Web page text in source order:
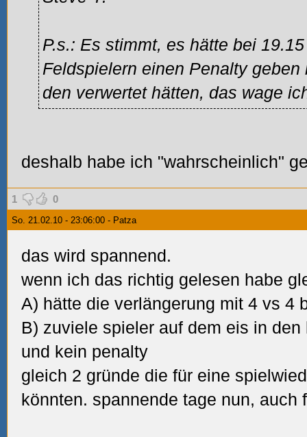
P.s.: Es stimmt, es hätte bei
Feldspielern einen Penalty
den verwertet hätten, das wage
deshalb habe ich "wahrscheinlich"
1 0
So. 21.02.10 - 23:06:00 - Patza
das wird spannend.
wenn ich das richtig gelesen habe
A) hätte die verlängerung mit 4 vs 4
B) zuviele spieler auf dem eis in
und kein penalty
gleich 2 gründe die für eine
könnten. spannende tage nun, auch